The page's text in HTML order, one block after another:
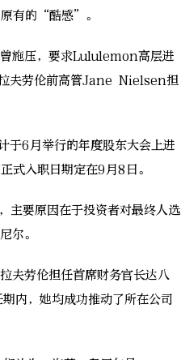
有的“酷感”。
压，要求Lululemon高层进
夫劳伦前高管Jane Nielsen担
6月举行的年度股东大会上进
式入职日期定在9月8日。
要原因在于投资者对最终人选
尔。
劳伦担任首席财务官长达八
内，她均成功推动了所在公司